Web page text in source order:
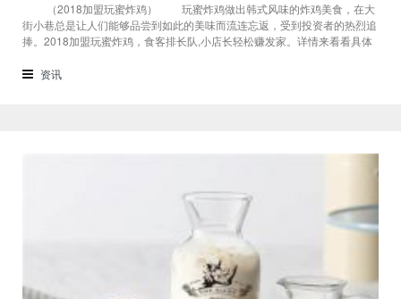
（2018加盟玩蜜炸鸡） 玩蜜炸鸡做出韩式风味的炸鸡美食，在大
街小巷总是让人们能够品尝到如此的美味而流连忘返，受到投资者的热烈追
捧。2018加盟玩蜜炸鸡，食客排长队,小店长轻松赚发家。详情来看看具体
了解了玩蜜炸鸡，都知道韩式炸鸡市场前景大，至如今范围里有200家实体
资讯